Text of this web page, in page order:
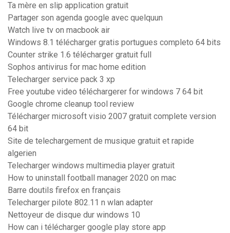
Ta mère en slip application gratuit
Partager son agenda google avec quelquun
Watch live tv on macbook air
Windows 8.1 télécharger gratis portugues completo 64 bits
Counter strike 1.6 télécharger gratuit full
Sophos antivirus for mac home edition
Telecharger service pack 3 xp
Free youtube video téléchargerer for windows 7 64 bit
Google chrome cleanup tool review
Télécharger microsoft visio 2007 gratuit complete version
64 bit
Site de telechargement de musique gratuit et rapide
algerien
Telecharger windows multimedia player gratuit
How to uninstall football manager 2020 on mac
Barre doutils firefox en français
Telecharger pilote 802.11 n wlan adapter
Nettoyeur de disque dur windows 10
How can i télécharger google play store app